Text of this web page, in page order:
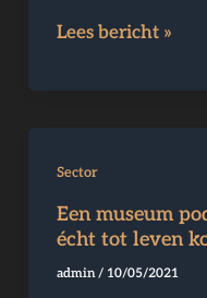
Lees bericht »
Sector
Een museum
écht tot leven
admin / 10/05/2021
Een
museum
podcast